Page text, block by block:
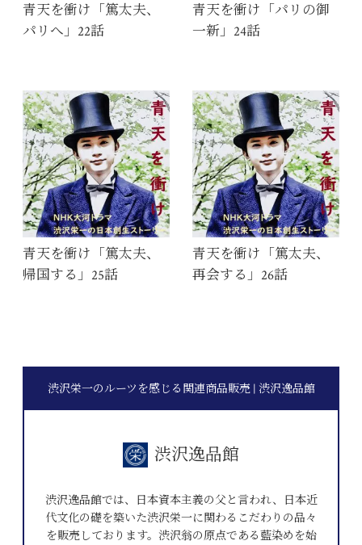
青天を衝け「篤太夫、
パリへ」22話
青天を衝け「パリの御
一新」24話
青天を衝け「篤太夫、
帰国する」25話
青天を衝け「篤太夫、
再会する」26話
渋沢栄一のルーツを感じる関連商品販売 | 渋沢逸品館
渋沢逸品館
渋沢逸品館では、日本資本主義の父と言われ、日本近
代文化の礎を築いた渋沢栄一に関わるこだわりの品々
を販売しております。渋沢翁の原点である藍染めを始